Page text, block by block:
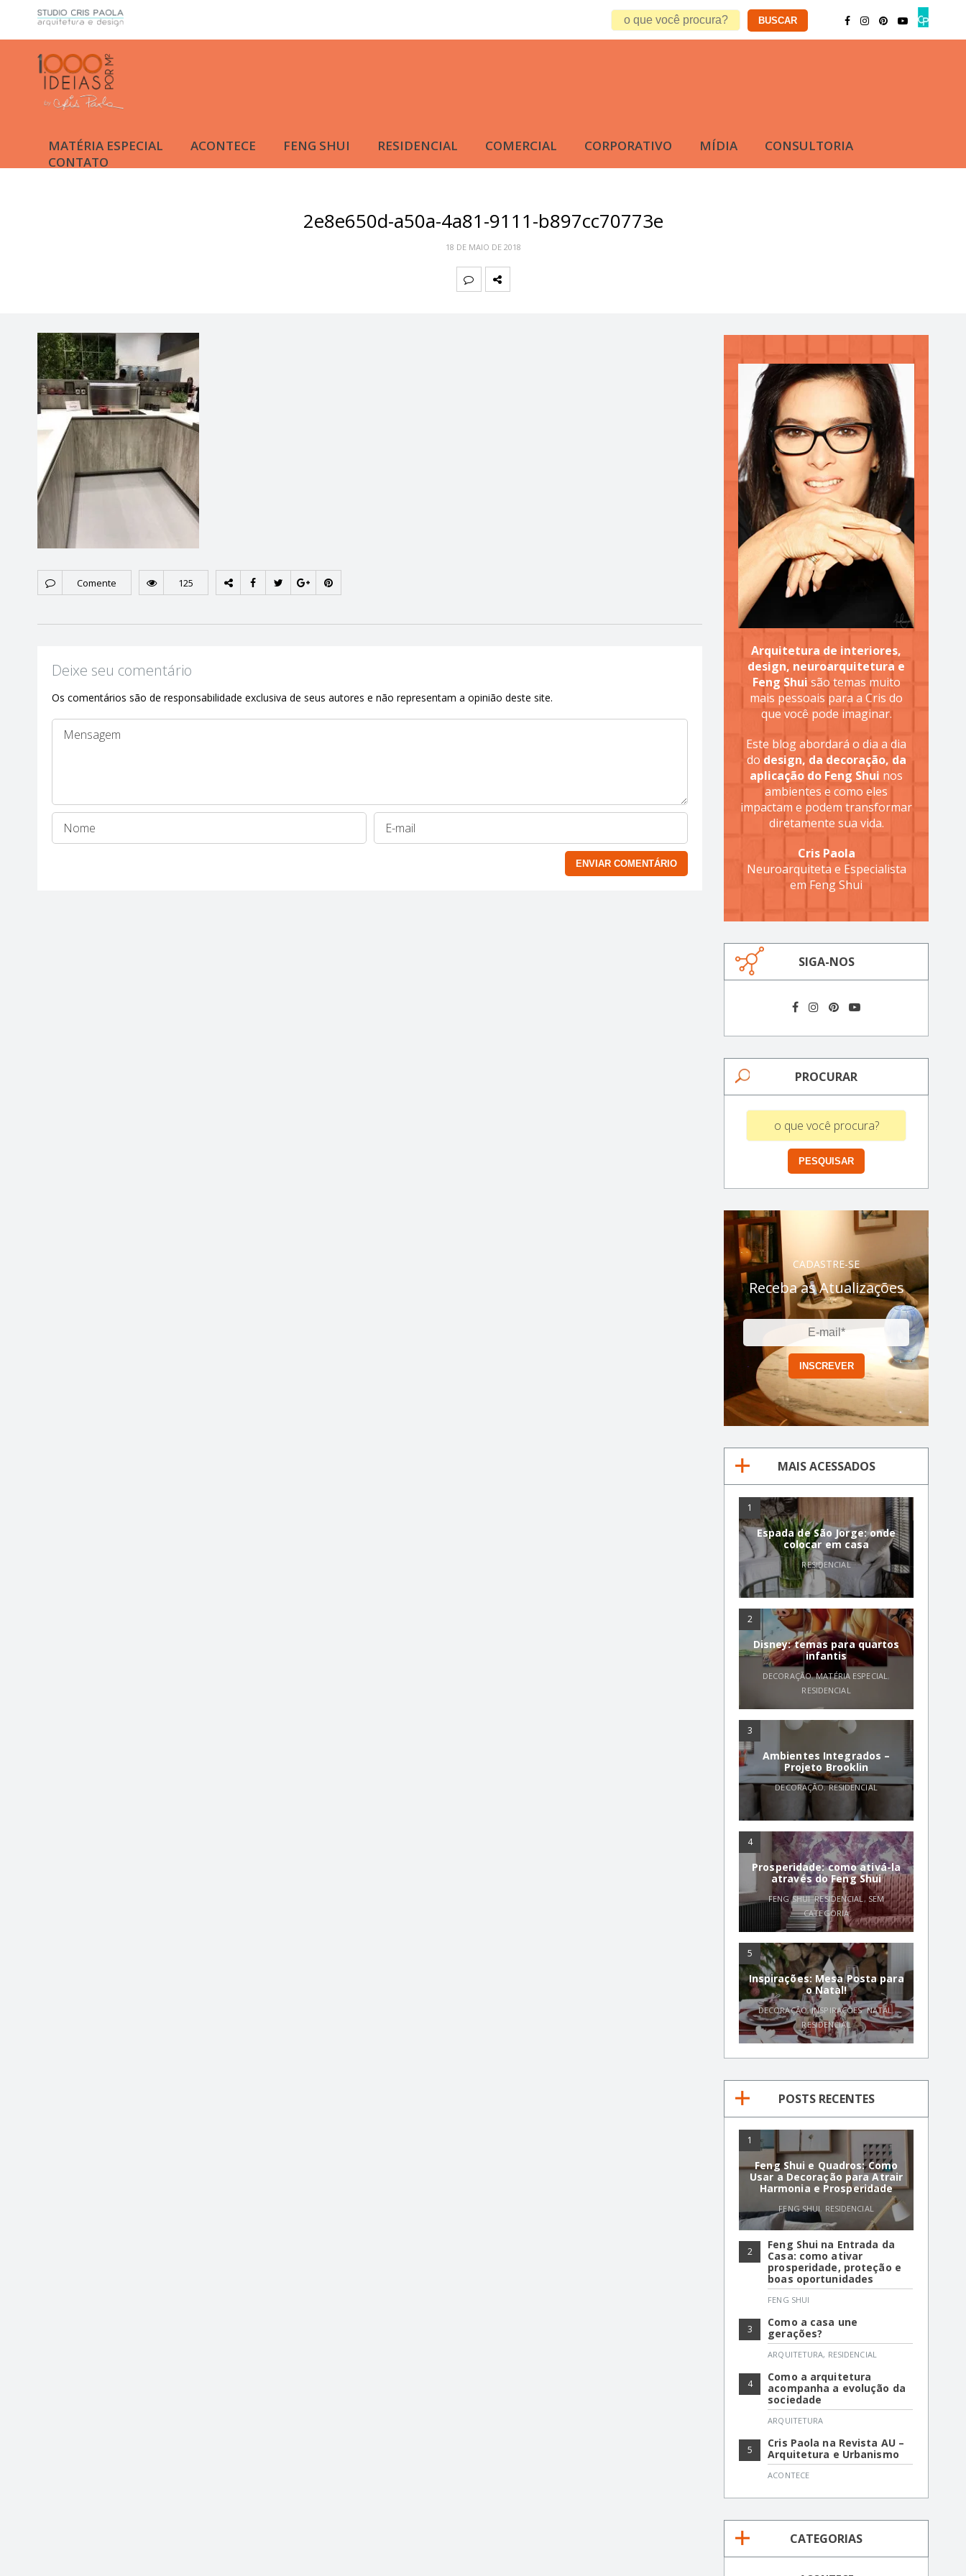
MATÉRIA ESPECIAL ACONTECE FENG SHUI RESIDENCIAL COMERCIAL CORPORATIVO MÍDIA
CONSULTORIA
CONTATO
2e8e650d-a50a-4a81-9111-b897cc70773e
18 DE MAIO DE 2018
Comente 125
Deixe seu comentário
Os comentários são de responsabilidade exclusiva de seus autores e não representam a opinião deste site.
Arquitetura de interiores,
design, neuroarquitetura e
Feng Shui são temas muito
mais pessoais para a Cris do
que você pode imaginar.
Este blog abordará o dia a dia
do design, da decoração, da
aplicação do Feng Shui nos
ambientes e como eles
impactam e podem transformar
diretamente sua vida.
Cris Paola
Neuroarquiteta e Especialista
em Feng Shui
SIGA-NOS
PROCURAR
CADASTRE-SE
Receba as Atualizações
MAIS ACESSADOS
1
Espada de São Jorge: onde
colocar em casa
RESIDENCIAL
2
Disney: temas para quartos
infantis
DECORAÇÃO,MATÉRIA ESPECIAL,
RESIDENCIAL
3
Ambientes Integrados –
Projeto Brooklin
DECORAÇÃO,RESIDENCIAL
4
Prosperidade: como ativá-la
através do Feng Shui
FENG SHUI,RESIDENCIAL, SEM
CATEGORIA
5
Inspirações: Mesa Posta para
o Natal!
DECORAÇÃO,INSPIRAÇÕES,NATAL,
RESIDENCIAL
POSTS RECENTES
1
Feng Shui e Quadros: Como
Usar a Decoração para Atrair
Harmonia e Prosperidade
FENG SHUI, RESIDENCIAL
2
Feng Shui na Entrada da
Casa: como ativar
prosperidade, proteção e
boas oportunidades
FENG SHUI
3
Como a casa une
gerações?
ARQUITETURA, RESIDENCIAL
4
Como a arquitetura
acompanha a evolução da
sociedade
ARQUITETURA
5
Cris Paola na Revista AU –
Arquitetura e Urbanismo
ACONTECE
CATEGORIAS